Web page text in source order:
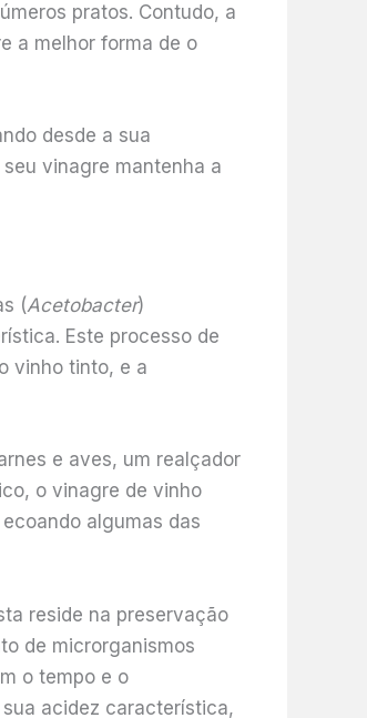
pratos. Contudo, a
a melhor forma de o
desde a sua
vinagre mantenha a
(Acetobacter)
Este processo de
vinho tinto, e a
e aves, um realçador
o vinagre de vinho
algumas das
reside na preservação
de microrganismos
o tempo e o
acidez característica,